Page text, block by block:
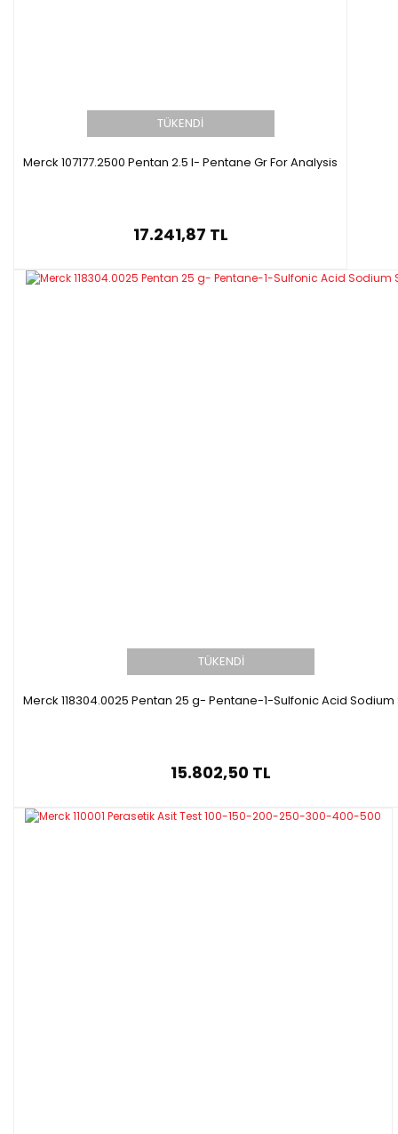
TÜKENDİ
Merck 107177.2500 Pentan 2.5 l- Pentane Gr For Analysis
17.241,87 TL
TÜKENDİ
Merck 118304.0025 Pentan 25 g- Pentane-1-Sulfonic Acid Sodium
15.802,50 TL